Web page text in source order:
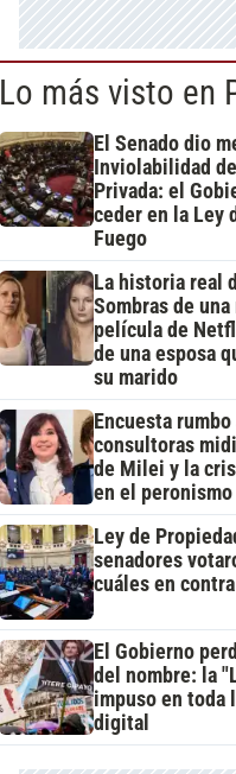
Lo más visto en
El Senado dio
Inviolabilidad
Privada: el
ceder en la Ley
Fuego
La historia real
Sombras de
película de
de una esposa
su marido
Encuesta
consultoras
de Milei y la
en el peronismo
Ley de
senadores
cuáles en contra
El Gobierno
del nombre: la
impuso en toda
digital